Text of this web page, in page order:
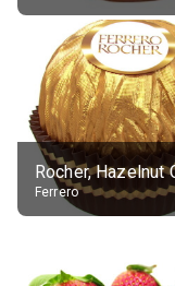
Ferrero